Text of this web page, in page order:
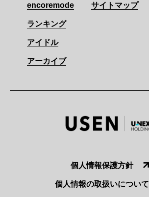
encoremode
ランキング
アイドル
アーカイブ
サイトマップ
個人情報保護方針
個人情報の取扱いについて